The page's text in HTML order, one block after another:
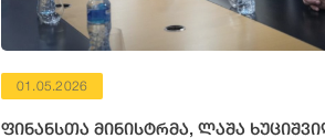
01.05.2026
ფინანსთა მინისტრმა, ლაშა